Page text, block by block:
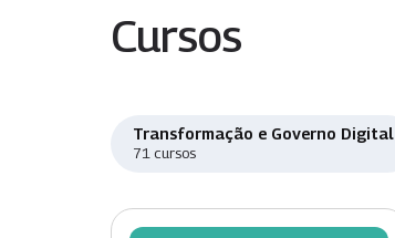
Cursos
Transformação e Governo Digital
71 cursos